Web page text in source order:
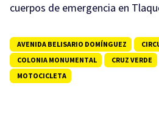
cuerpos de emergencia en
AVENIDA BELISARIO DOMÍNGUEZ
COLONIA MONUMENTAL
CRUZ VERDE
MOTOCICLETA